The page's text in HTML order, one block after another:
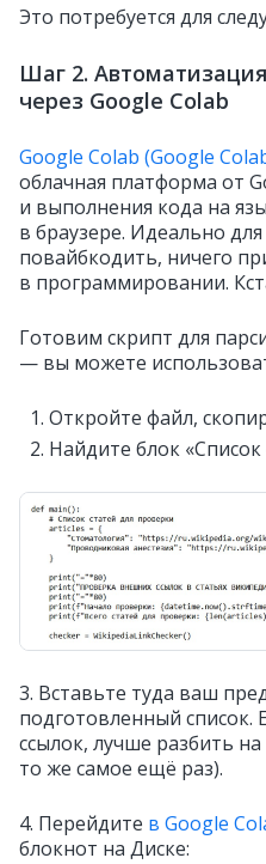
Это потребуется для
Шаг 2.
через Google Colab
Google Colab (Google
облачная платформа от
и выполнения кода на
в браузере. Идеально
повайбкодить, ничего
в программировании.
Готовим скрипт для
— вы можете
Откройте файл,
Найдите блок
3. Вставьте туда ваш
подготовленный список.
ссылок, лучше разбить
то же самое ещё раз).
4. Перейдите в Google
блокнот на Диске: